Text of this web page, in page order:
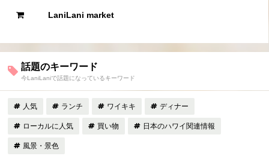
LaniLani market
話題のキーワード
今LaniLaniで話題になっているキーワード
人気 ランチ ワイキキ ディナー
ローカルに人気 買い物 日本のハワイ関連情報
風景・景色